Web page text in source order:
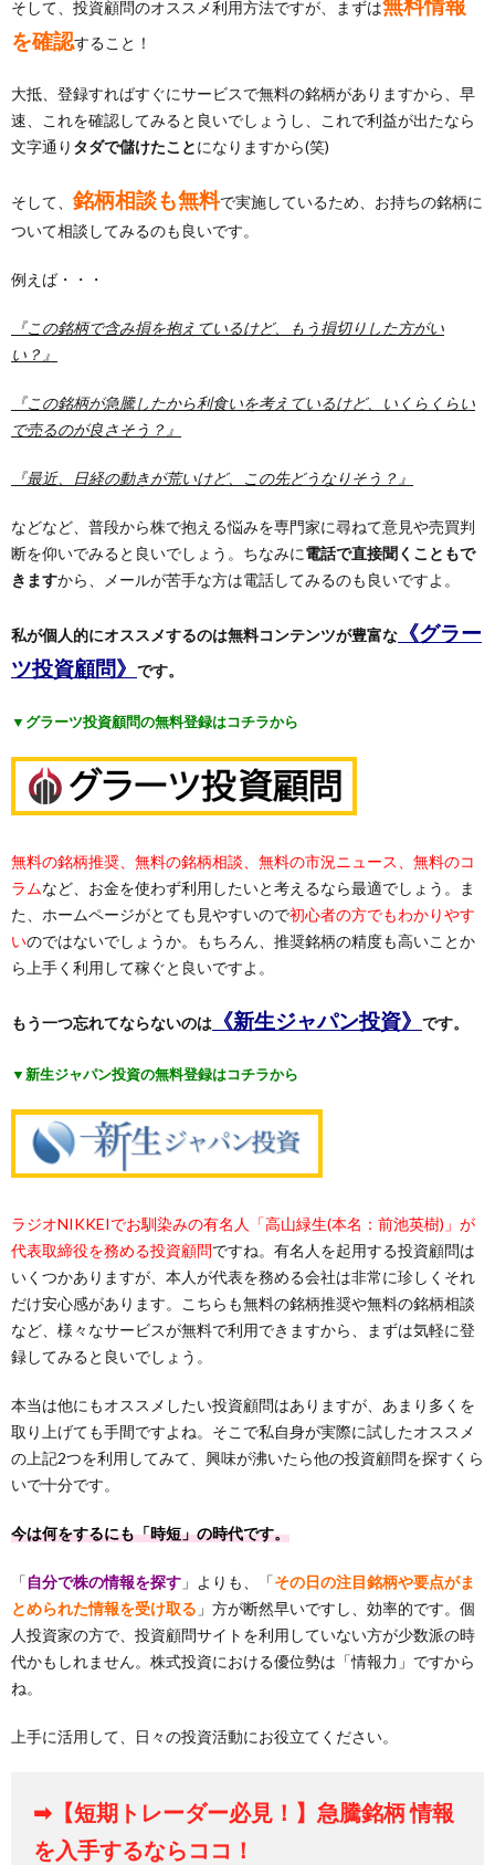
そして、投資顧問のオススメ利用方法ですが、まずは無料情報
を確認すること！
大抵、登録すればすぐにサービスで無料の銘柄がありますから、早
速、これを確認してみると良いでしょうし、これで利益が出たなら
文字通り タダで儲けたことになりますから(笑)
そして、 銘柄相談も無料で実施しているため、お持ちの銘柄に
ついて相談してみるのも良いです。
例えば・・・
『この銘柄で含み損を抱えているけど、もう損切りした方がい
い？』
『この銘柄が急騰したから利食いを考えているけど、いくらくらい
で売るのが良さそう？』
『最近、日経の動きが荒いけど、この先どうなりそう？』
などなど、普段から株で抱える悩みを専門家に尋ねて意見や売買判
断を仰いでみると良いでしょう。ちなみに電話で直接聞くこともで
きますから、メールが苦手な方は電話してみるのも良いですよ。
私が個人的にオススメするのは無料コンテンツが豊富な 《グラー
ツ投資顧問》 です。
▼グラーツ投資顧問の無料登録はコチラから
無料の銘柄推奨、無料の銘柄相談、無料の市況ニュース、無料のコ
ラムなど、お金を使わず利用したいと考えるなら最適でしょう。ま
た、ホームページがとても見やすいので初心者の方でもわかりやす
いのではないでしょうか。もちろん、推奨銘柄の精度も高いことか
ら上手く利用して稼ぐと良いですよ。
もう一つ忘れてならないのは 《新生ジャパン投資》 です。
▼新生ジャパン投資の無料登録はコチラから
ラジオNIKKEIでお馴染みの有名人「高山緑生(本名：前池英樹)」が
代表取締役を務める投資顧問ですね。有名人を起用する投資顧問は
いくつかありますが、本人が代表を務める会社は非常に珍しくそれ
だけ安心感があります。こちらも無料の銘柄推奨や無料の銘柄相談
など、様々なサービスが無料で利用できますから、まずは気軽に登
録してみると良いでしょう。
本当は他にもオススメしたい投資顧問はありますが、あまり多くを
取り上げても手間ですよね。そこで私自身が実際に試したオススメ
の上記2つを利用してみて、興味が沸いたら他の投資顧問を探すくら
いで十分です。
今は何をするにも「時短」の時代です。
「自分で株の情報を探す 」よりも、「その日の注目銘柄や要点がま
とめられた情報を受け取る 」方が断然早いですし、効率的です。個
人投資家の方で、投資顧問サイトを利用していない方が少数派の時
代かもしれません。株式投資における優位勢は「情報力」ですから
ね。
上手に活用して、日々の投資活動にお役立てください。
➡【短期トレーダー必見！】急騰銘柄 情報
を入手するならココ！